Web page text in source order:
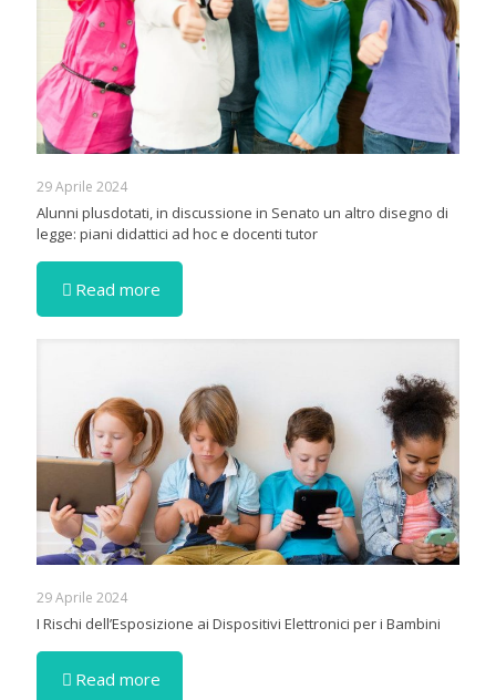
29 Aprile 2024
Alunni plusdotati, in discussione in Senato un altro disegno di
legge: piani didattici ad hoc e docenti tutor
Read more
29 Aprile 2024
I Rischi dell’Esposizione ai Dispositivi Elettronici per i Bambini
Read more